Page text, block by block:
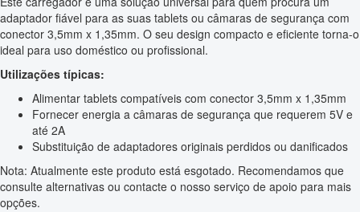
adaptador fiável para as suas tablets ou câmaras de segurança com
conector 3,5mm x 1,35mm. O seu design compacto e eficiente torna-o
ideal para uso doméstico ou profissional.
Utilizações típicas:
Alimentar tablets compatíveis com conector 3,5mm x 1,35mm
Fornecer energia a câmaras de segurança que requerem 5V e
até 2A
Substituição de adaptadores originais perdidos ou danificados
Nota: Atualmente este produto está esgotado. Recomendamos que
consulte alternativas ou contacte o nosso serviço de apoio para mais
opções.